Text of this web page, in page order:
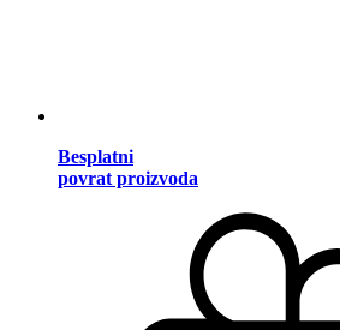
Besplatni
povrat proizvoda